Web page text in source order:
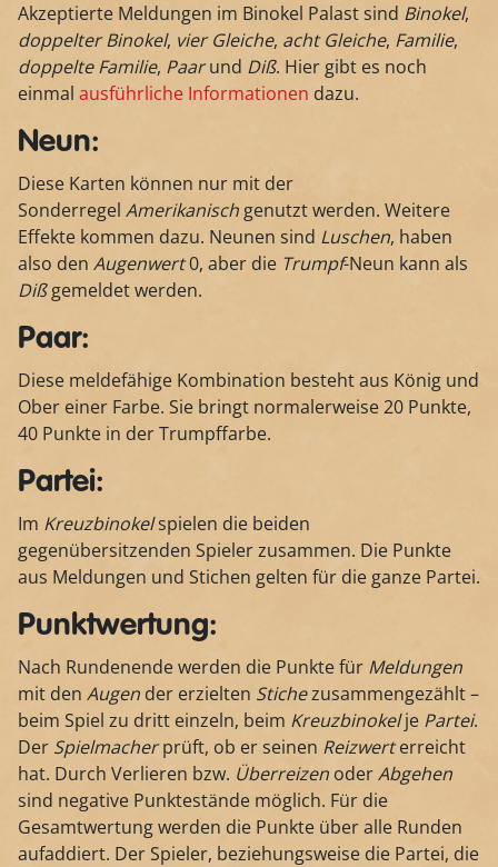
Akzeptierte Meldungen im Binokel Palast sind Binokel,
doppelter Binokel, vier Gleiche, acht Gleiche, Familie,
doppelte Familie, Paarund Diß. Hier gibt es noch
einmal ausführliche Informationen dazu.
Neun:
Diese Karten können nur mit der
Sonderregel Amerikanisch genutzt werden. Weitere
Effekte kommen dazu. Neunen sind Luschen, haben
also den Augenwert0, aber die Trumpf-Neun kann als
Dißgemeldet werden.
Paar:
Diese meldefähige Kombination besteht aus König und
Ober einer Farbe. Sie bringt normalerweise 20 Punkte,
40 Punkte in der Trumpffarbe.
Partei:
Im Kreuzbinokelspielen die beiden
gegenübersitzenden Spieler zusammen. Die Punkte
aus Meldungen und Stichen gelten für die ganze Partei.
Punktwertung:
Nach Rundenende werden die Punkte für Meldungen
mit den Augen der erzielten Stichezusammengezählt –
beim Spiel zu dritt einzeln, beim Kreuzbinokelje Partei.
Der Spielmacherprüft, ob er seinen Reizwerterreicht
hat. Durch Verlieren bzw. Überreizen oderAbgehen
sind negative Punktestände möglich. Für die
Gesamtwertung werden die Punkte über alle Runden
aufaddiert. Der Spieler, beziehungsweise die Partei, die